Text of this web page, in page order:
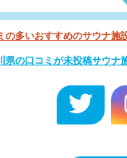
の多いおすすめのサウナ施
県の口コミが未投稿サウナ